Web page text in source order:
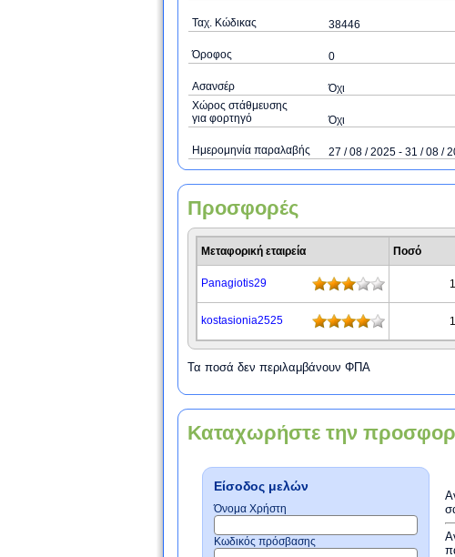
Ταχ. Κώδικας 38446
Όροφος 0
Ασανσέρ
Όχι
Χώρος στάθμευσης
για φορτηγό
Όχι
Ημερομηνία παραλαβής 27 / 08 / 2025 - 31 / 08 /
Προσφορές
Μεταφορική εταιρεία Ποσό
Panagiotis29
kostasionia2525
Τα ποσά δεν περιλαμβάνουν ΦΠΑ
Καταχωρήστε την
Είσοδος μελών
Όνομα Χρήστη
Κωδικός πρόσβασης